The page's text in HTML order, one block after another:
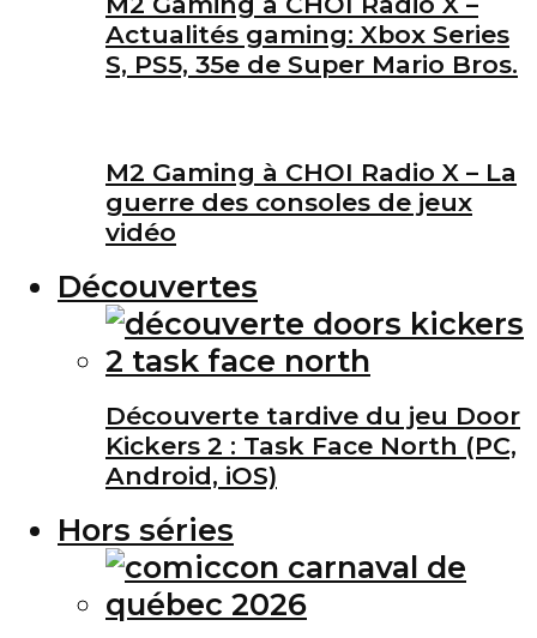
Actualités gaming: Xbox Series
S, PS5, 35e de Super Mario Bros.
M2 Gaming à CHOI Radio X – La
guerre des consoles de jeux
vidéo
Découvertes
Découverte tardive du jeu Door
Kickers 2 : Task Face North (PC,
Android, iOS)
Hors séries